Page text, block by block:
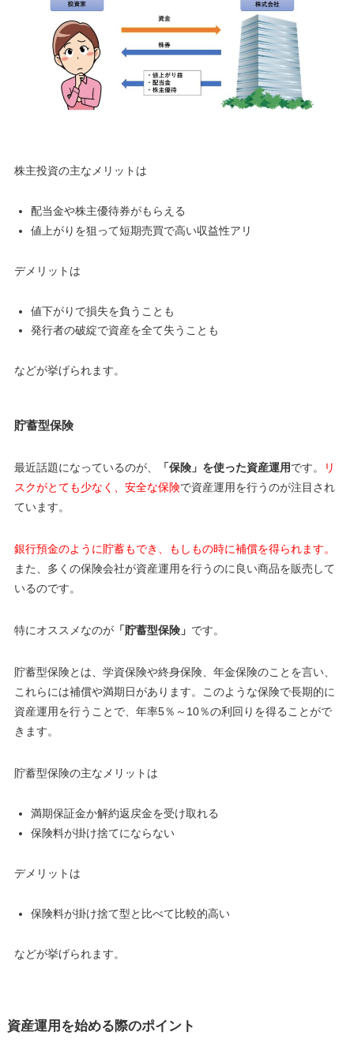
株主投資の主なメリットは
配当金や株主優待券がもらえる
値上がりを狙って短期売買で高い収益性アリ
デメリットは
値下がりで損失を負うことも
発行者の破綻で資産を全て失うことも
などが挙げられます。
貯蓄型保険
最近話題になっているのが、 「保険」を使った資産運用です。
リ
スクがとても少なく、安全な保険で資産運用を行うのが注目され
ています。
銀行預金のように貯蓄もでき、もしもの時に補償を得られます。
また、多くの保険会社が資産運用を行うのに良い商品を販売して
いるのです。
特にオススメなのが「貯蓄型保険」 です。
貯蓄型保険とは、学資保険や終身保険、年金保険のことを言い、
これらには補償や満期日があります。このような保険で長期的に
資産運用を行うことで、年率5％～10％の利回りを得ることがで
きます。
貯蓄型保険の主なメリットは
満期保証金か解約返戻金を受け取れる
保険料が掛け捨てにならない
デメリットは
保険料が掛け捨て型と比べて比較的高い
などが挙げられます。
資産運用を始める際のポイント